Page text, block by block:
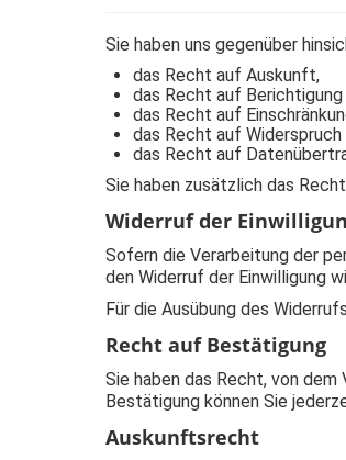
Sie haben uns gegenüber
das Recht auf Auskunft,
das Recht auf Berichtigung
das Recht auf
das Recht auf
das Recht auf
Sie haben zusätzlich das
Widerruf der
Sofern die Verarbeitung der
den Widerruf der Einwilligung
Für die Ausübung des
Recht auf Bestätigung
Sie haben das Recht, von
Bestätigung können Sie
Auskunftsrecht